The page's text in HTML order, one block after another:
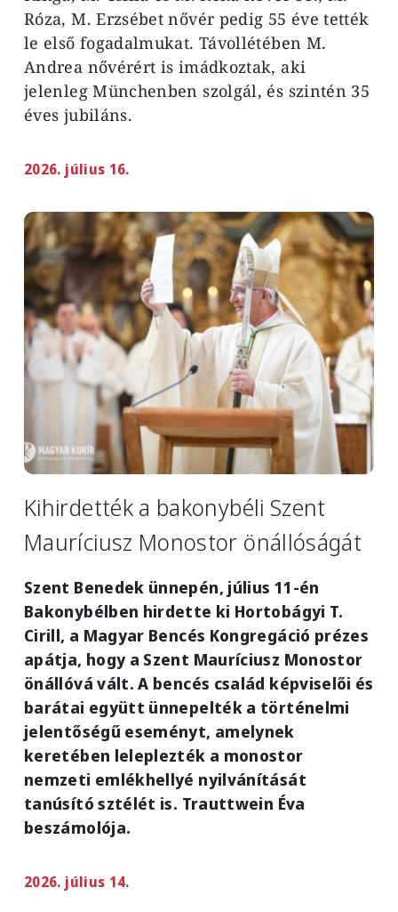
Róza, M. Erzsébet nővér pedig 55 éve tették
le első fogadalmukat. Távollétében M.
Andrea nővérért is imádkoztak, aki
jelenleg Münchenben szolgál, és szintén 35
éves jubiláns.
2026. július 16.
Image
Kihirdették a bakonybéli Szent
Mauríciusz Monostor önállóságát
Szent Benedek ünnepén, július 11-én
Bakonybélben hirdette ki Hortobágyi T.
Cirill, a Magyar Bencés Kongregáció prézes
apátja, hogy a Szent Mauríciusz Monostor
önállóvá vált. A bencés család képviselői és
barátai együtt ünnepelték a történelmi
jelentőségű eseményt, amelynek
keretében leleplezték a monostor
nemzeti emlékhellyé nyilvánítását
tanúsító sztélét is. Trauttwein Éva
beszámolója.
2026. július 14.